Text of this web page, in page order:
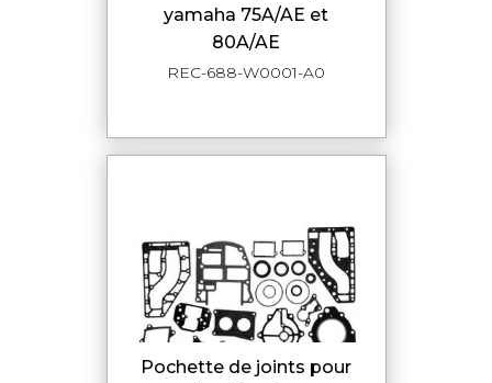
yamaha 75A/AE et
80A/AE
REC-688-W0001-A0
pochette de joints pour